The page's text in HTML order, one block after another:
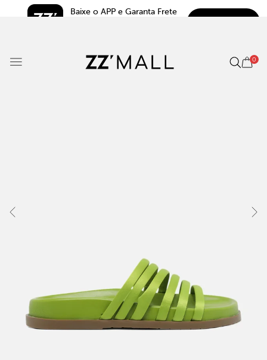
Baixe o APP e Garanta Frete
0